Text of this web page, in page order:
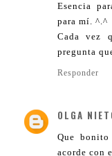
Esencia
para mí. ^.^
Cada vez
pregunta
Responder
OLGA
Que
acorde con